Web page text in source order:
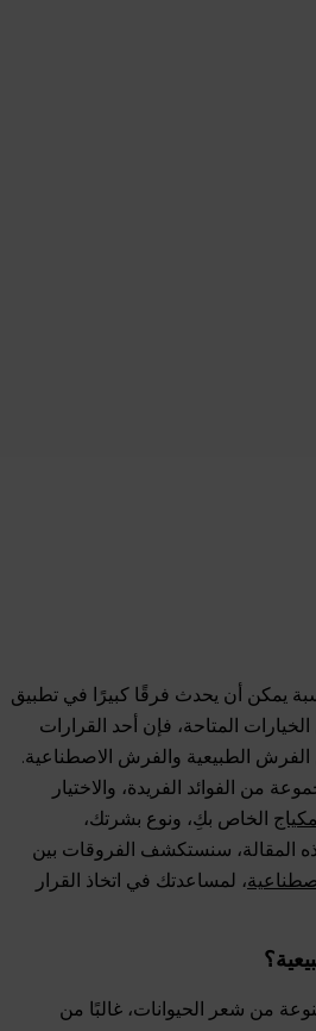
يمكن أن يحدث فرقًا كبيرًا في تطبيق
المتاحة، فإن أحد القرارات
الفرش الطبيعية والفرش الاصطناعية.
من الفوائد الفريدة، والاختيار
الخاص بكِ، ونوع بشرتك،
المقالة، سنستكشف الفروقات بين
، لمساعدتك في اتخاذ القرار
من شعر الحيوانات، غالبًا من